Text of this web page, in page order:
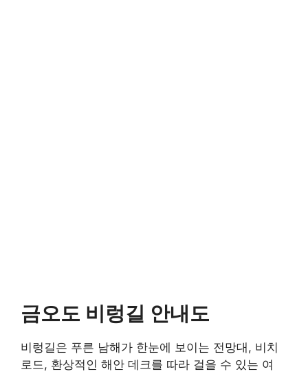
금오도 비렁길 안내도
비렁길은 푸른 남해가 한눈에 보이는 전망대, 비치
로드, 환상적인 해안 데크를 따라 걸을 수 있는 여